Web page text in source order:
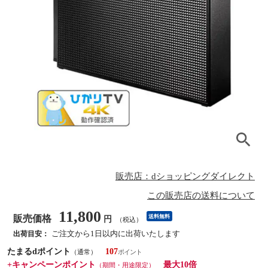
販売店：dショッピングダイレクト
この販売店の送料について
販売価格 11,800 円 （税込） 送料無料
出荷目安：
ご注文から1日以内に出荷いたします
たまるdポイント
（通常）
107
+キャンペーンポイント
（期間・用途限定）
最大10倍